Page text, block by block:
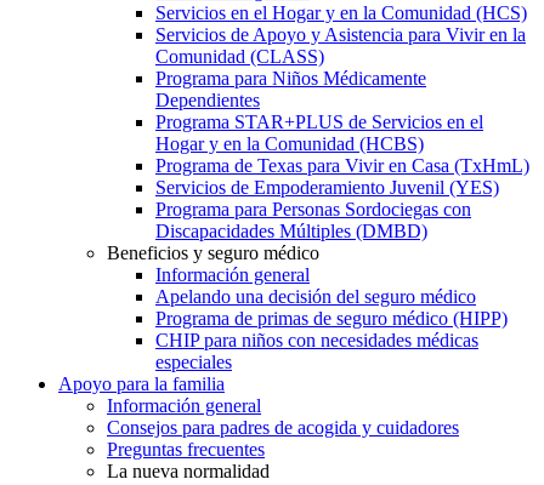
Servicios en el Hogar y en la Comunidad (HCS)
Servicios de Apoyo y Asistencia para Vivir en la
Comunidad (CLASS)
Programa para Niños Médicamente
Dependientes
Programa STAR+PLUS de Servicios en el
Hogar y en la Comunidad (HCBS)
Programa de Texas para Vivir en Casa (TxHmL)
Servicios de Empoderamiento Juvenil (YES)
Programa para Personas Sordociegas con
Discapacidades Múltiples (DMBD)
Beneficios y seguro médico
Información general
Apelando una decisión del seguro médico
Programa de primas de seguro médico (HIPP)
CHIP para niños con necesidades médicas
especiales
Apoyo para la familia
Información general
Consejos para padres de acogida y cuidadores
Preguntas frecuentes
La nueva normalidad